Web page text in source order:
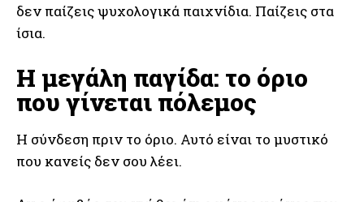
δεν παίζεις ψυχολογικά παιχνίδια. Παίζεις στα
ίσια.
Η μεγάλη παγίδα: το όριο
που γίνεται πόλεμος
Η σύνδεση πριν το όριο. Αυτό είναι το μυστικό
που κανείς δεν σου λέει.